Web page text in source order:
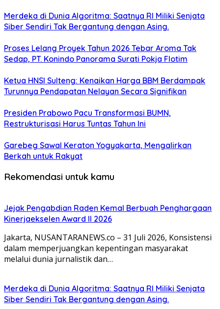
Merdeka di Dunia Algoritma: Saatnya RI Miliki Senjata
Siber Sendiri Tak Bergantung dengan Asing.
Proses Lelang Proyek Tahun 2026 Tebar Aroma Tak
Sedap, PT. Konindo Panorama Surati Pokja Flotim
Ketua HNSI Sulteng: Kenaikan Harga BBM Berdampak
Turunnya Pendapatan Nelayan Secara Signifikan
Presiden Prabowo Pacu Transformasi BUMN,
Restrukturisasi Harus Tuntas Tahun Ini
Garebeg Sawal Keraton Yogyakarta, Mengalirkan
Berkah untuk Rakyat
Rekomendasi untuk kamu
Jejak Pengabdian Raden Kemal Berbuah Penghargaan
Kinerjaekselen Award II 2026
Jakarta, NUSANTARANEWS.co – 31 Juli 2026, Konsistensi
dalam memperjuangkan kepentingan masyarakat
melalui dunia jurnalistik dan…
Merdeka di Dunia Algoritma: Saatnya RI Miliki Senjata
Siber Sendiri Tak Bergantung dengan Asing.